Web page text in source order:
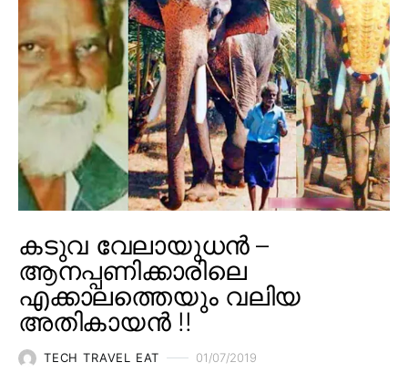
കടുവ വേലായുധൻ –
ആനപ്പണിക്കാരിലെ
എക്കാലത്തെയും വലിയ
അതികായൻ !!
TECH TRAVEL EAT 01/07/2019